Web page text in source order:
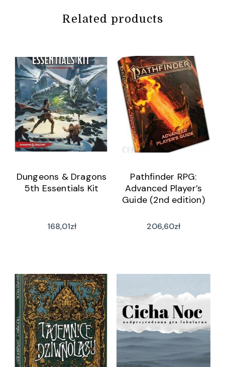
Related products
Dungeons & Dragons
5th Essentials Kit
168,01zł
Pathfinder RPG:
Advanced Player’s
Guide (2nd edition)
206,60zł